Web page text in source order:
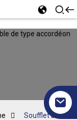
Soufflet blindé